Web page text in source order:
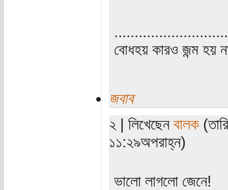
বোধহয় কারও জন্ম হয়
জবাব
২ | লিখেছেন বালক
১১:২৯অপরাহ্ন)
ভালো লাগলো জেনে!